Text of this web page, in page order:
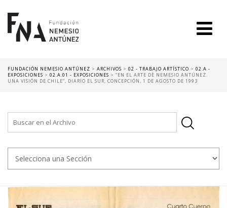
FUNDACIÓN NEMESIO ANTÚNEZ > ARCHIVOS > 02 - TRABAJO ARTÍSTICO > 02.A -
EXPOSICIONES > 02.A.01 - EXPOSICIONES > “EN EL ARTE DE NEMESIO ANTÚNEZ.
UNA VISIÓN DE CHILE”, DIARIO EL SUR, CONCEPCIÓN, 1 DE AGOSTO DE 1993